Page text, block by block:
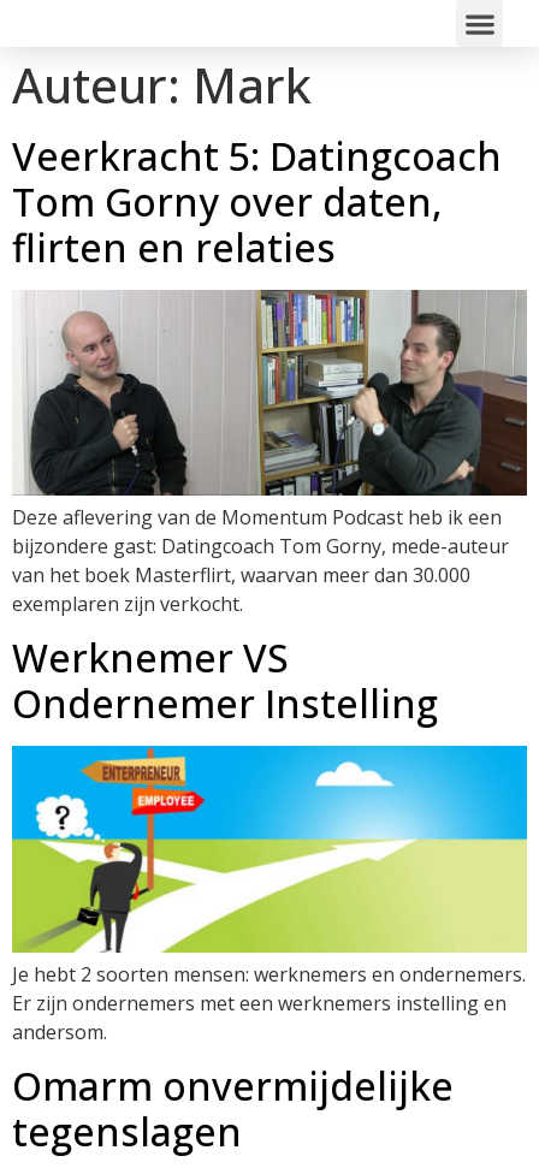
Auteur: Mark
Veerkracht 5: Datingcoach
Tom Gorny over daten,
flirten en relaties
Deze aflevering van de Momentum Podcast heb ik een
bijzondere gast: Datingcoach Tom Gorny, mede-auteur
van het boek Masterflirt, waarvan meer dan 30.000
exemplaren zijn verkocht.
Werknemer VS
Ondernemer Instelling
Je hebt 2 soorten mensen: werknemers en ondernemers.
Er zijn ondernemers met een werknemers instelling en
andersom.
Omarm onvermijdelijke
tegenslagen